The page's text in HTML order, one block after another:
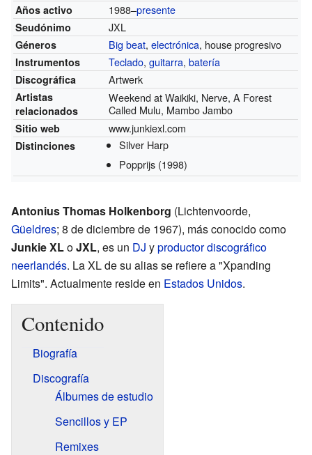
Años activo 1988–presente
Seudónimo JXL
Géneros Big beat,electrónica, house progresivo
Instrumentos Teclado,guitarra,batería
Discográfica Artwerk
Artistas
relacionados
Weekend at Waikiki, Nerve, A Forest
Called Mulu, Mambo Jambo
Sitio web www.junkiexl.com
Distinciones
Silver Harp
Popprijs (1998)
Antonius Thomas Holkenborg (Lichtenvoorde,
Güeldres; 8 de diciembre de 1967), más conocido como
Junkie XLoJXL, es un DJ yproductor discográfico
neerlandés. La XL de su alias se refiere a "Xpanding
Limits". Actualmente reside en Estados Unidos.
Contenido
Biografía
Discografía
Álbumes de estudio
Sencillos y EP
Remixes